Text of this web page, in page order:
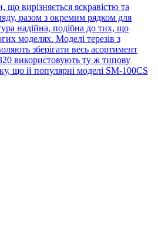
вирізняється яскравістю та
разом з окремим рядком для
надійна, подібна до тих, що
моделях. Моделі терезів з
зберігати весь асортимент
використовують ту ж типову
що й популярні моделі SM-100CS